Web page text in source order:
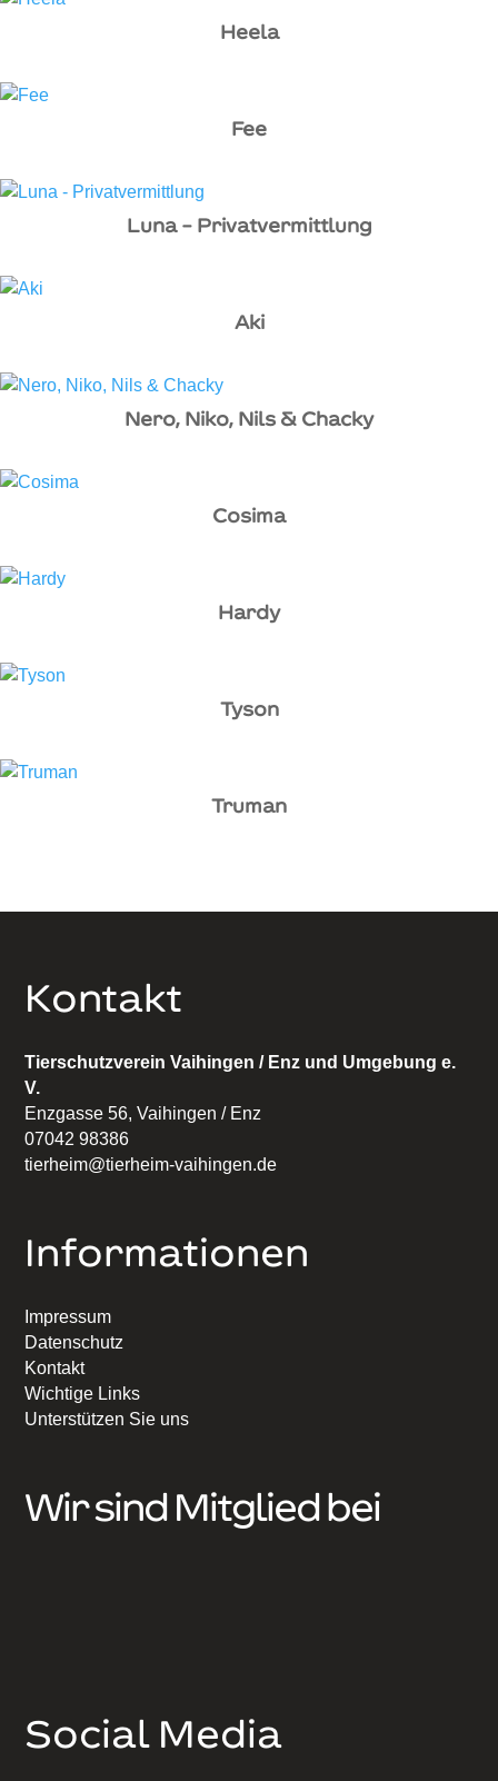
Heela
Fee
Luna – Privatvermittlung
Aki
Nero, Niko, Nils & Chacky
Cosima
Hardy
Tyson
Truman
Kontakt
Tierschutzverein Vaihingen / Enz und Umgebung e.
V.
Enzgasse 56, Vaihingen / Enz
07042 98386
tierheim@tierheim-vaihingen.de
Informationen
Impressum
Datenschutz
Kontakt
Wichtige Links
Unterstützen Sie uns
Wir sind Mitglied bei
Social Media